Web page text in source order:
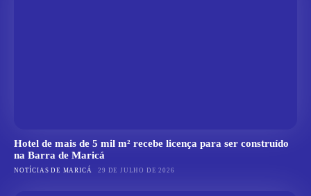
Hotel de mais de 5 mil m² recebe licença para ser construído
na Barra de Maricá
NOTÍCIAS DE MARICÁ 29 DE JULHO DE 2026